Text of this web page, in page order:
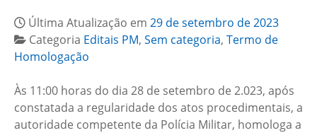
Última Atualização em 29 de setembro de 2023
Categoria Editais PM, Sem categoria, Termo de
Homologação
Às 11:00 horas do dia 28 de setembro de 2.023, após
constatada a regularidade dos atos procedimentais, a
autoridade competente da Polícia Militar, homologa a